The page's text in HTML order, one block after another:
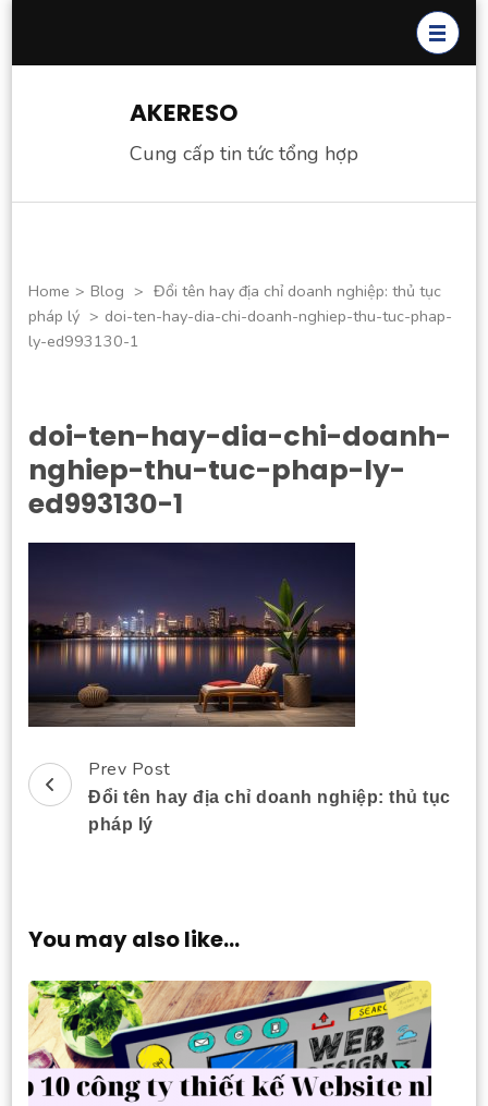
AKERESO
Cung cấp tin tức tổng hợp
Home > Blog > Đổi tên hay địa chỉ doanh nghiệp: thủ tục
pháp lý > doi-ten-hay-dia-chi-doanh-nghiep-thu-tuc-phap-
ly-ed993130-1
doi-ten-hay-dia-chi-doanh-
nghiep-thu-tuc-phap-ly-
ed993130-1
Post
Navigation
Prev Post
Đổi tên hay địa chỉ doanh nghiệp: thủ tục
pháp lý
You may also like...